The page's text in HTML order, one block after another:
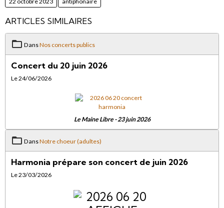
ARTICLES SIMILAIRES
DansNos concerts publics
Concert du 20 juin 2026
Le 24/06/2026
Le Maine Libre - 23 juin 2026
DansNotre choeur (adultes)
Harmonia prépare son concert de juin 2026
Le 23/03/2026